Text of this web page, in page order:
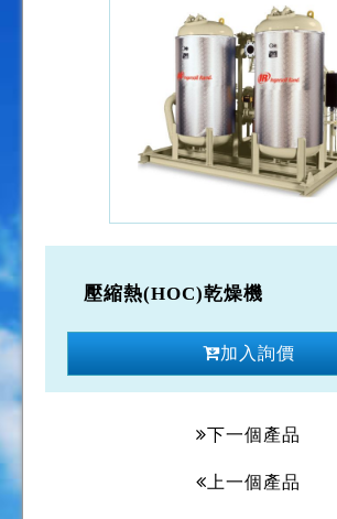
壓縮熱(HOC)乾燥機
加入詢價
下一個產品
上一個產品